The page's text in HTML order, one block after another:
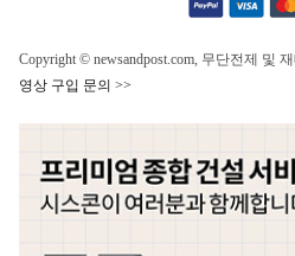
Copyright © newsandpost.com, 무단전제 및
영상 구입 문의 >>